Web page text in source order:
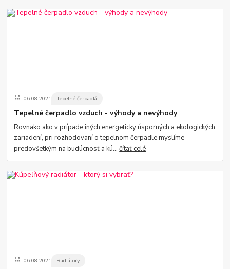
06.08.2021 Tepelné čerpadlá
Tepelné čerpadlo vzduch - výhody a nevýhody
Rovnako ako v prípade iných energeticky úsporných a ekologických
zariadení, pri rozhodovaní o tepelnom čerpadle myslíme
predovšetkým na budúcnosť a kú...čítať celé
06.08.2021 Radiátory